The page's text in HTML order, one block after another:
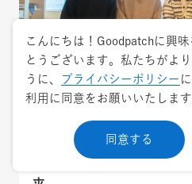
特集
生成AI時代、デザイナ
は？freee×Goodpatch
こんにちは！Goodpatchに興
とうございます。私たちがよ
うに、
プライバシーポリシー
利用に同意をお願いいたしま
同意する